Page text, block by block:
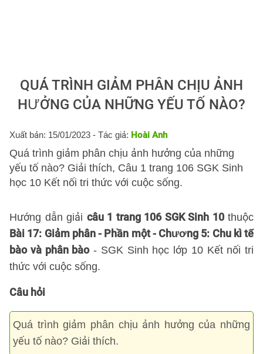
QUÁ TRÌNH GIẢM PHÂN CHỊU ẢNH
HƯỞNG CỦA NHỮNG YẾU TỐ NÀO?
Xuất bản: 15/01/2023 - Tác giả: Hoài Anh
Quá trình giảm phân chịu ảnh hưởng của những
yếu tố nào? Giải thích, Câu 1 trang 106 SGK Sinh
học 10 Kết nối tri thức với cuộc sống.
Hướng dẫn giải câu 1 trang 106 SGK Sinh 10thuộc
Bài 17: Giảm phân - Phần một - Chương 5: Chu kì tế
bào và phân bào- SGK Sinh học lớp 10 Kết nối tri
thức với cuộc sống.
Câu hỏi
Quá trình giảm phân chịu ảnh hưởng của những
yếu tố nào? Giải thích.